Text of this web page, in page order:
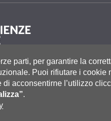
Certificata
al venerdì dalle 9.30 alle 10.30)
parti, per garantire la
Puoi rifiutare i cookie
di acconsentirne l’utilizzo
.